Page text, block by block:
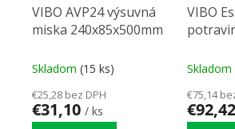
VIBO AVP24 výsuvná
miska 240x85x500mm
Skladom (15 ks)
€25,28 bez DPH
€31,10 / ks
VIBO
Skladom
€75,14
€92,42